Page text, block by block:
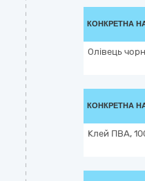
КОНКРЕТНА
Олівець
КОНКРЕТНА
Клей ПВА,